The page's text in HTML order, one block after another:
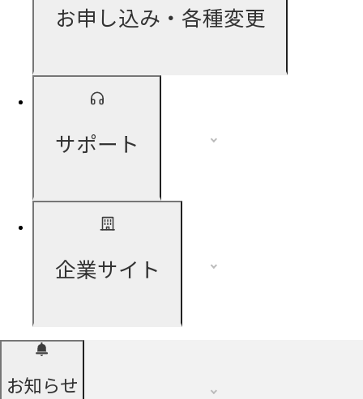
お申し込み・各種変更
サポート
企業サイト
お知らせ